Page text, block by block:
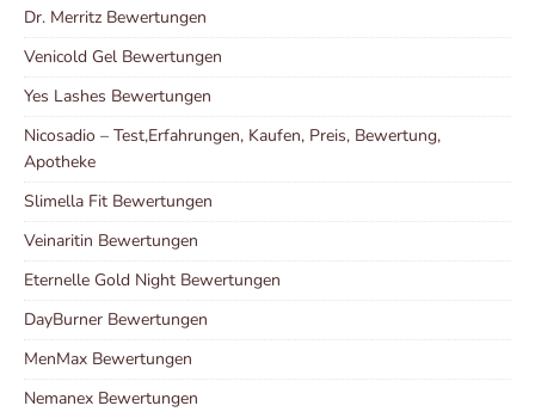
Dr. Merritz Bewertungen
Venicold Gel Bewertungen
Yes Lashes Bewertungen
Nicosadio – Test,Erfahrungen, Kaufen, Preis, Bewertung,
Apotheke
Slimella Fit Bewertungen
Veinaritin Bewertungen
Eternelle Gold Night Bewertungen
DayBurner Bewertungen
MenMax Bewertungen
Nemanex Bewertungen